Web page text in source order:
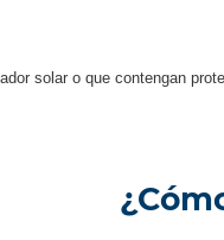
solar o que contengan